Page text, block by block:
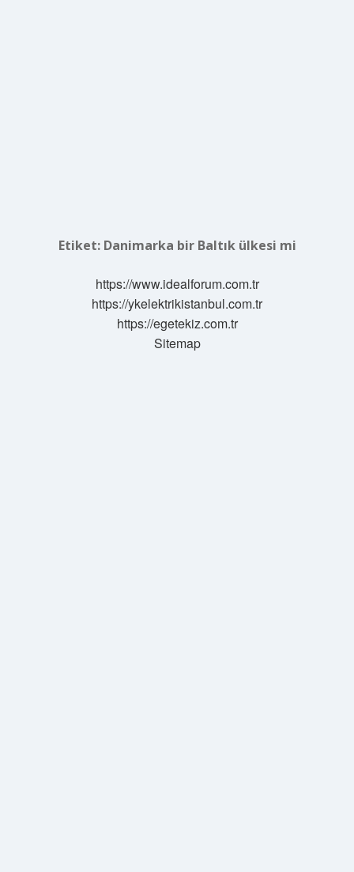
Etiket: Danimarka bir Baltık ülkesi mi
https://www.idealforum.com.tr
https://ykelektrikistanbul.com.tr
https://egetekiz.com.tr
Sitemap